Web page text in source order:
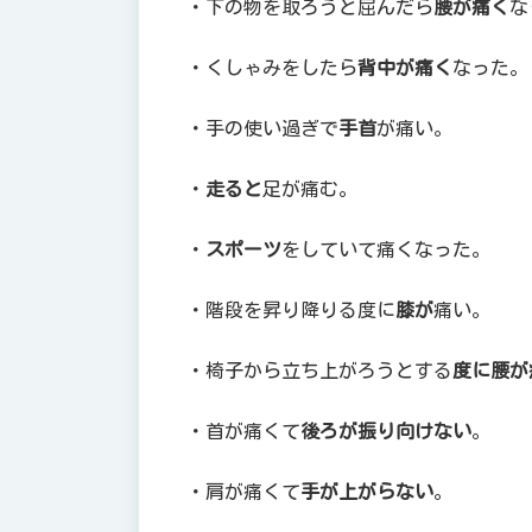
・下の物を取ろうと屈んだら腰が痛く な
・くしゃみをしたら背中が痛く なった。
・手の使い過ぎで手首が痛い。
・ 走ると 足が痛む。
・ スポーツをしていて痛くなった。
・階段を昇り降りる度に膝が痛い。
・椅子から立ち上がろうとする度に腰
・首が痛くて後ろが振り向けない。
・肩が痛くて手が上がらない。